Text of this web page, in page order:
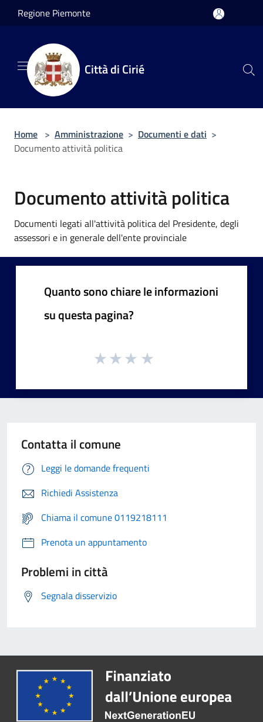
Salta al contenuto principale
Regione Piemonte
Città di Cirié
Home > Amministrazione > Documenti e dati >
Documento attività politica
Documento attività politica
Documenti legati all'attività politica del Presidente, degli
assessori e in generale dell'ente provinciale
Quanto sono chiare le informazioni
su questa pagina?
Contatta il comune
Leggi le domande frequenti
Richiedi Assistenza
Chiama il comune 0119218111
Prenota un appuntamento
Problemi in città
Segnala disservizio